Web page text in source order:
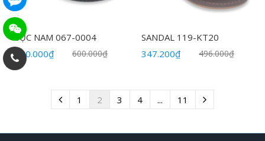
SỤC NAM 067-0004
420.000₫
600.000₫
SANDAL 119-KT20
347.200₫
496.000₫
1 2 3 4 ... 11